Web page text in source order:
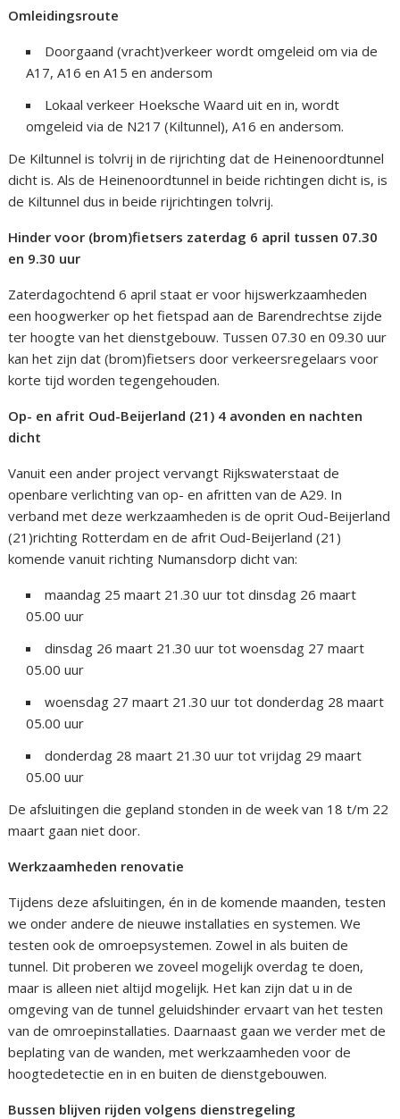
Omleidingsroute
Doorgaand (vracht)verkeer wordt omgeleid om via de
A17, A16 en A15 en andersom
Lokaal verkeer Hoeksche Waard uit en in, wordt
omgeleid via de N217 (Kiltunnel), A16 en andersom.
De Kiltunnel is tolvrij in de rijrichting dat de Heinenoordtunnel
dicht is. Als de Heinenoordtunnel in beide richtingen dicht is, is
de Kiltunnel dus in beide rijrichtingen tolvrij.
Hinder voor (brom)fietsers zaterdag 6 april tussen 07.30
en 9.30 uur
Zaterdagochtend 6 april staat er voor hijswerkzaamheden
een hoogwerker op het fietspad aan de Barendrechtse zijde
ter hoogte van het dienstgebouw. Tussen 07.30 en 09.30 uur
kan het zijn dat (brom)fietsers door verkeersregelaars voor
korte tijd worden tegengehouden.
Op- en afrit Oud-Beijerland (21) 4 avonden en nachten
dicht
Vanuit een ander project vervangt Rijkswaterstaat de
openbare verlichting van op- en afritten van de A29. In
verband met deze werkzaamheden is de oprit Oud-Beijerland
(21)richting Rotterdam en de afrit Oud-Beijerland (21)
komende vanuit richting Numansdorp dicht van:
maandag 25 maart 21.30 uur tot dinsdag 26 maart
05.00 uur
dinsdag 26 maart 21.30 uur tot woensdag 27 maart
05.00 uur
woensdag 27 maart 21.30 uur tot donderdag 28 maart
05.00 uur
donderdag 28 maart 21.30 uur tot vrijdag 29 maart
05.00 uur
De afsluitingen die gepland stonden in de week van 18 t/m 22
maart gaan niet door.
Werkzaamheden renovatie
Tijdens deze afsluitingen, én in de komende maanden, testen
we onder andere de nieuwe installaties en systemen. We
testen ook de omroepsystemen. Zowel in als buiten de
tunnel. Dit proberen we zoveel mogelijk overdag te doen,
maar is alleen niet altijd mogelijk. Het kan zijn dat u in de
omgeving van de tunnel geluidshinder ervaart van het testen
van de omroepinstallaties. Daarnaast gaan we verder met de
beplating van de wanden, met werkzaamheden voor de
hoogtedetectie en in en buiten de dienstgebouwen.
Bussen blijven rijden volgens dienstregeling